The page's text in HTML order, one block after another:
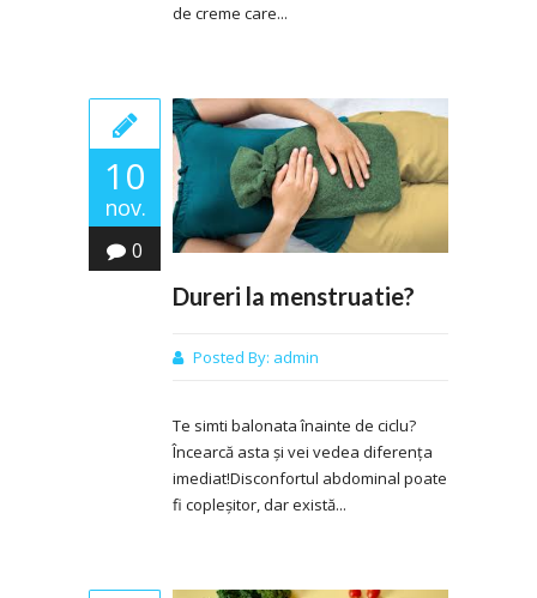
de creme care...
10
nov.
0
Dureri la menstruatie?
Posted By: admin
Te simti balonata înainte de ciclu?
Încearcă asta și vei vedea diferența
imediat!Disconfortul abdominal poate
fi copleșitor, dar există...